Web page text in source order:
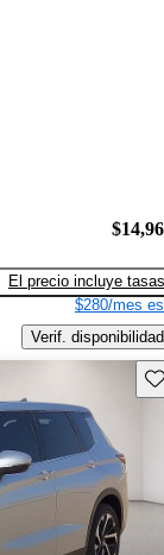
El precio incluye tasas
$280/mes
Verif. disponibilidad